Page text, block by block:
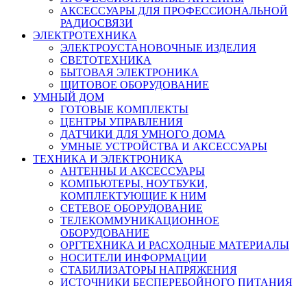
АКСЕССУАРЫ ДЛЯ ПРОФЕССИОНАЛЬНОЙ
РАДИОСВЯЗИ
ЭЛЕКТРОТЕХНИКА
ЭЛЕКТРОУСТАНОВОЧНЫЕ ИЗДЕЛИЯ
СВЕТОТЕХНИКА
БЫТОВАЯ ЭЛЕКТРОНИКА
ЩИТОВОЕ ОБОРУДОВАНИЕ
УМНЫЙ ДОМ
ГОТОВЫЕ КОМПЛЕКТЫ
ЦЕНТРЫ УПРАВЛЕНИЯ
ДАТЧИКИ ДЛЯ УМНОГО ДОМА
УМНЫЕ УСТРОЙСТВА И АКСЕССУАРЫ
ТЕХНИКА И ЭЛЕКТРОНИКА
АНТЕННЫ И АКСЕССУАРЫ
КОМПЬЮТЕРЫ, НОУТБУКИ,
КОМПЛЕКТУЮЩИЕ К НИМ
СЕТЕВОЕ ОБОРУДОВАНИЕ
ТЕЛЕКОММУНИКАЦИОННОЕ
ОБОРУДОВАНИЕ
ОРГТЕХНИКА И РАСХОДНЫЕ МАТЕРИАЛЫ
НОСИТЕЛИ ИНФОРМАЦИИ
СТАБИЛИЗАТОРЫ НАПРЯЖЕНИЯ
ИСТОЧНИКИ БЕСПЕРЕБОЙНОГО ПИТАНИЯ